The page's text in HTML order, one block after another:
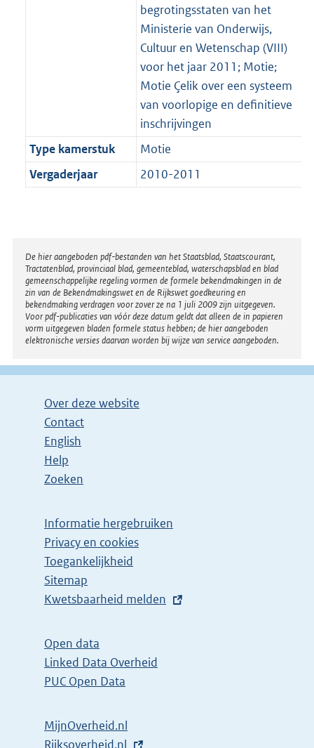
begrotingsstaten van het
Ministerie van Onderwijs,
Cultuur en Wetenschap (VIII)
voor het jaar 2011; Motie;
Motie Çelik over een systeem
van voorlopige en definitieve
inschrijvingen
Type kamerstuk
Motie
Vergaderjaar
2010-2011
Disclaimer
De hier aangeboden pdf-bestanden van het Staatsblad, Staatscourant,
Tractatenblad, provinciaal blad, gemeenteblad, waterschapsblad en blad
gemeenschappelijke regeling vormen de formele bekendmakingen in de
zin van de Bekendmakingswet en de Rijkswet goedkeuring en
bekendmaking verdragen voor zover ze na 1 juli 2009 zijn uitgegeven.
Voor pdf-publicaties van vóór deze datum geldt dat alleen de in papieren
vorm uitgegeven bladen formele status hebben; de hier aangeboden
elektronische versies daarvan worden bij wijze van service aangeboden.
Over deze website
Contact
English
Help
Zoeken
Informatie hergebruiken
Privacy en cookies
Toegankelijkheid
Sitemap
E
t
e
r
l
Kwetsbaarheid melden
Open data
Linked Data Overheid
PUC Open Data
MijnOverheid.nl
E
Rijksoverheid.nl